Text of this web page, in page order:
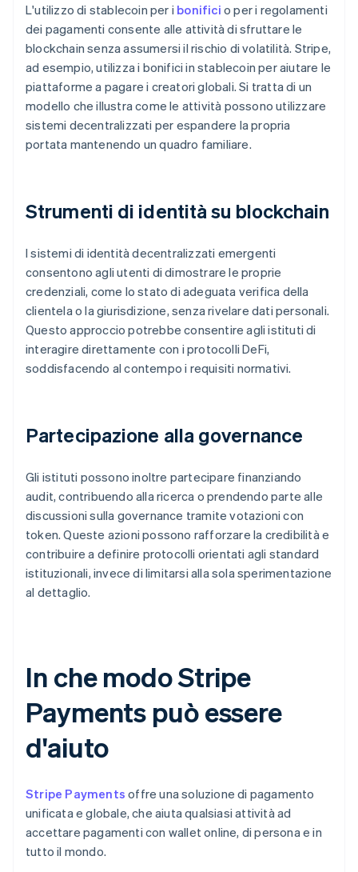
L'utilizzo di stablecoin per i bonifici o per i regolamenti
dei pagamenti consente alle attività di sfruttare le
blockchain senza assumersi il rischio di volatilità. Stripe,
ad esempio, utilizza i bonifici in stablecoin per aiutare le
piattaforme a pagare i creatori globali. Si tratta di un
modello che illustra come le attività possono utilizzare
sistemi decentralizzati per espandere la propria
portata mantenendo un quadro familiare.
Strumenti di identità su blockchain
I sistemi di identità decentralizzati emergenti
consentono agli utenti di dimostrare le proprie
credenziali, come lo stato di adeguata verifica della
clientela o la giurisdizione, senza rivelare dati personali.
Questo approccio potrebbe consentire agli istituti di
interagire direttamente con i protocolli DeFi,
soddisfacendo al contempo i requisiti normativi.
Partecipazione alla governance
Gli istituti possono inoltre partecipare finanziando
audit, contribuendo alla ricerca o prendendo parte alle
discussioni sulla governance tramite votazioni con
token. Queste azioni possono rafforzare la credibilità e
contribuire a definire protocolli orientati agli standard
istituzionali, invece di limitarsi alla sola sperimentazione
al dettaglio.
In che modo Stripe
Payments può essere
d'aiuto
Stripe Payments offre una soluzione di pagamento
unificata e globale, che aiuta qualsiasi attività ad
accettare pagamenti con wallet online, di persona e in
tutto il mondo.